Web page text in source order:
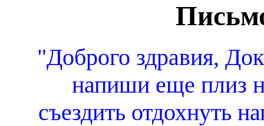
"Доброго здравия,
напиши еще плиз
съездить отдохнуть